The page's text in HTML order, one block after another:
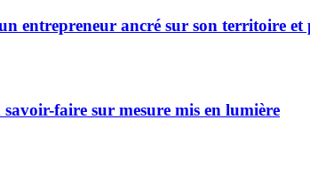
entrepreneur ancré sur son territoire et
faire sur mesure mis en lumière